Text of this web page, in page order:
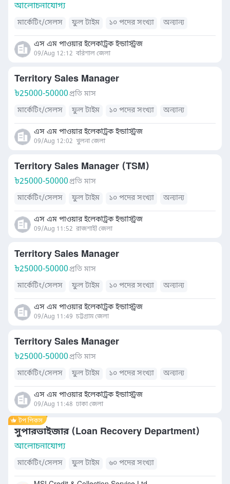
আলোচনাযোগ্য
মার্কেটিং/সেলস ফুল টাইম ১০ পদের সংখ্যা অন্যান্য
এস এম পাওয়ার ইলেকট্রিক ইন্ডাস্ট্রিজ
09/Aug 12:12 বরিশাল জেলা
Territory Sales Manager
৳25000-50000প্রতি মাস
মার্কেটিং/সেলস
ফুল টাইম ১০ পদের সংখ্যা অন্যান্য
এস এম পাওয়ার ইলেকট্রিক ইন্ডাস্ট্রিজ
09/Aug 12:02 খুলনা জেলা
Territory Sales Manager (TSM)
৳25000-50000প্রতি মাস
মার্কেটিং/সেলস
ফুল টাইম ১০ পদের সংখ্যা অন্যান্য
এস এম পাওয়ার ইলেকট্রিক ইন্ডাস্ট্রিজ
09/Aug 11:52 রাজশাহী জেলা
Territory Sales Manager
৳25000-50000প্রতি মাস
মার্কেটিং/সেলস
ফুল টাইম ১০ পদের সংখ্যা অন্যান্য
এস এম পাওয়ার ইলেকট্রিক ইন্ডাস্ট্রিজ
09/Aug 11:49 চট্টগ্রাম জেলা
Territory Sales Manager
৳25000-50000প্রতি মাস
মার্কেটিং/সেলস
ফুল টাইম ১০ পদের সংখ্যা অন্যান্য
এস এম পাওয়ার ইলেকট্রিক ইন্ডাস্ট্রিজ
09/Aug 11:48 ঢাকা জেলা
সুপারভাইজার (Loan Recovery Department)
আলোচনাযোগ্য
মার্কেটিং/সেলস ফুল টাইম ৬০ পদের সংখ্যা